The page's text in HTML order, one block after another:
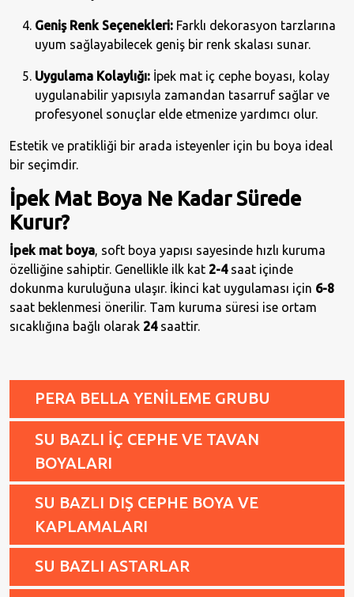
PERA BELLA YENİLEME GRUBU
SU BAZLI İÇ CEPHE VE TAVAN
BOYALARI
SU BAZLI DIŞ CEPHE BOYA VE
KAPLAMALARI
SU BAZLI ASTARLAR
Geniş Renk Seçenekleri: Farklı dekorasyon tarzlarına
uyum sağlayabilecek geniş bir renk skalası sunar.
Uygulama Kolaylığı: İpek mat iç cephe boyası, kolay
uygulanabilir yapısıyla zamandan tasarruf sağlar ve
profesyonel sonuçlar elde etmenize yardımcı olur.
Estetik ve pratikliği bir arada isteyenler için bu boya ideal
bir seçimdir.
İpek Mat Boya Ne Kadar Sürede
Kurur?
İpek mat boya, soft boya yapısı sayesinde hızlı kuruma
özelliğine sahiptir. Genellikle ilk kat 2-4saat içinde
dokunma kuruluğuna ulaşır. İkinci kat uygulaması için 6-8
saat beklenmesi önerilir. Tam kuruma süresi ise ortam
sıcaklığına bağlı olarak 24saattir.